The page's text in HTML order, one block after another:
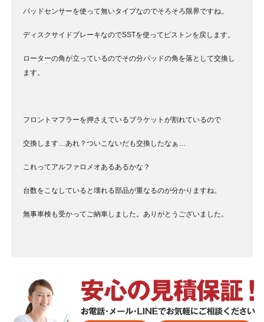
パッドセンサーを使って無いタイプなのでそろそろ限界ですね。
ディスクサイドブレーキなのでSSTを使ってピストンを戻します。
ローターの角が立っているのでその分パッドの角を落として交換し
ます。
フロントマフラーを押さえているブラケットが割れているので
交換します…あれ？ついこないだも交換したなぁ…
これってアルファロメオあるあるかな？
台数をこなしていると壊れる部品が重なるのが分かりますね。
無事車検も受かってご納車しました。ありがとうございました。